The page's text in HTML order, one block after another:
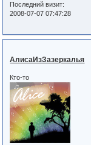
Последний визит:
2008-07-07 07:47:28
АлисаИзЗазеркалья
Кто-то